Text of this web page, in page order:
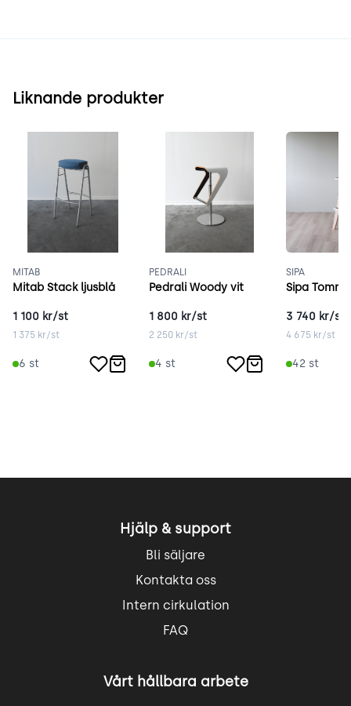
Liknande produkter
MITAB
Mitab Stack ljusblå
1 100 kr/st
1 375 kr/st
6 st
PEDRALI
Pedrali Woody vit
1 800 kr/st
2 250 kr/st
4 st
SIPA
Sipa
3 740 kr/st
4 675kr/st
42st
Hjälp & support
Bli säljare
Kontakta oss
Intern cirkulation
FAQ
Vårt hållbara arbete